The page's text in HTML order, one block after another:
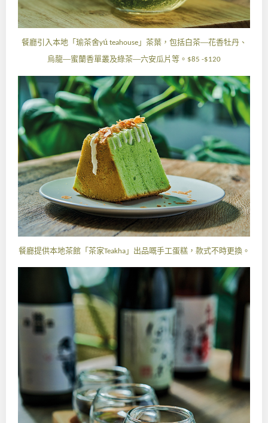
餐廳引入本地「瑜茶舍yúteahouse」茶葉，包括白茶—花香牡丹、
烏龍—蜜蘭香單叢及綠茶—六安瓜片等。 $85 -$120
餐廳提供本地茶館「茶家Teakha」出品嘅手工蛋糕，款式不時更換。